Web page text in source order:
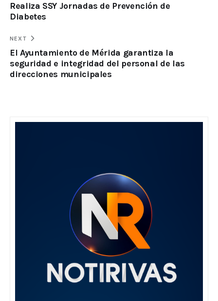
Realiza SSY Jornadas de Prevención de
Diabetes
NEXT
El Ayuntamiento de Mérida garantiza la
seguridad e integridad del personal de las
direcciones municipales